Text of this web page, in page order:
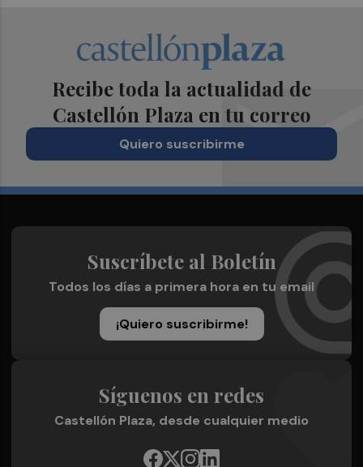
Recibe toda la actualidad de
Castellón Plaza en tu correo
Quiero suscribirme
Suscríbete al Boletín
Todos los días a primera hora en tu email
¡Quiero suscribirme!
Síguenos en redes
Castellón Plaza, desde cualquier medio